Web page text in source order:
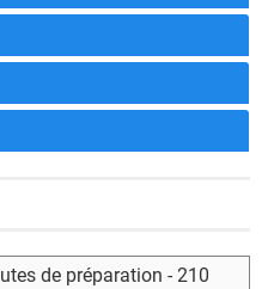
de préparation - 210